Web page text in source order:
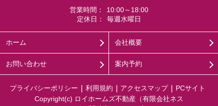
営業時間：
10:00～18:00
定休日：
毎週水曜日
ホーム 会社概要
お問い合わせ 案内予約
プライバシーポリシー 利用規約 アクセスマップ
PCサイト
Copyright(c) ロイホームズ不動産（有限会社ネス